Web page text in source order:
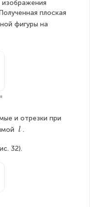
плоская
фигуры на
и отрезки при
\
l
l .
32).